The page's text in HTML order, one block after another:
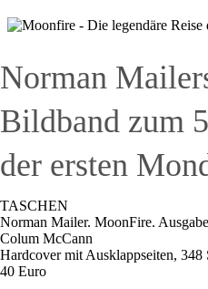
Norman
Bildband zum
der ersten
TASCHEN
Norman Mailer. MoonFire.
Colum McCann
Hardcover mit Ausklappseiten, 348
40 Euro